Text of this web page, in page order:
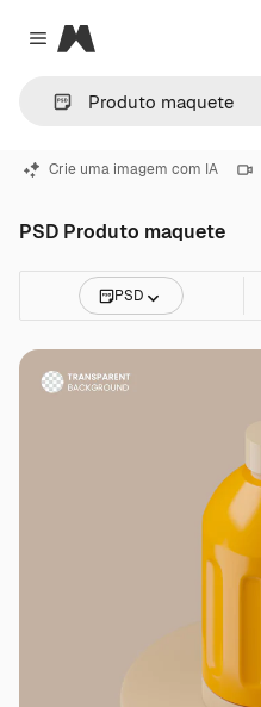
Close menu
Magnific
Crie uma imagem com IA
PSD Produto maquete
PSD